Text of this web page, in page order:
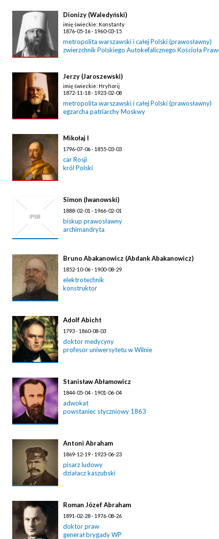
Dionizy (Waledyński)
imię świeckie: Konstanty
1876-05-16 - 1960-03-15
metropolita warszawski i całej Polski (prawosławny)
zwierzchnik Polskiego Autokefalicznego Kościoła
Jerzy (Jaroszewski)
imię świeckie: Hryhorij
1872-11-18 - 1923-02-08
metropolita warszawski i całej Polski (prawosławny)
egzarcha patriarchy Moskwy
Mikołaj I
1796-07-06 - 1855-03-03
car Rosji
król Polski
Simon (Iwanowski)
1888-02-01 - 1966-02-01
biskup prawosławny
archimandryta
Bruno Abakanowicz (Abdank Abakanowicz)
1852-10-06 - 1900-08-29
elektrotechnik
konstruktor
Adolf Abicht
1793 - 1860-08-03
doktor medycyny
profesor uniwersytetu w Wilnie
Stanisław Abłamowicz
1844-05-04 - 1901-06-04
adwokat
powstaniec styczniowy 1863
Antoni Abraham
1869-12-19 - 1923-06-23
pisarz ludowy
działacz kaszubski
Roman Józef Abraham
1891-02-28 - 1976-08-26
doktor praw
generał brygady WP